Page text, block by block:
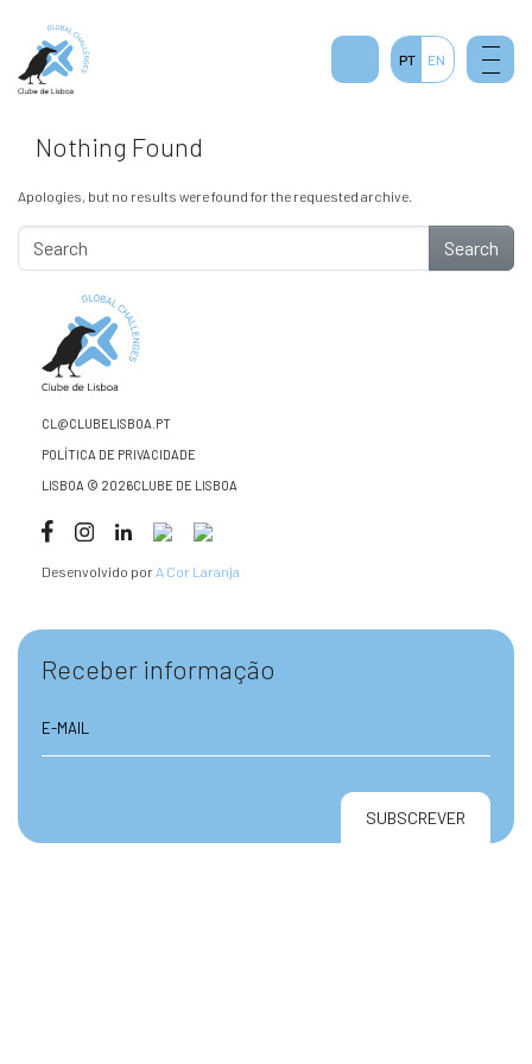
Nothing Found
Apologies, but no results were found for the requested archive.
Search
CL@CLUBELISBOA.PT
POLÍTICA DE PRIVACIDADE
LISBOA © 2026CLUBE DE LISBOA
Desenvolvido por A Cor Laranja
Receber informação
PT EN